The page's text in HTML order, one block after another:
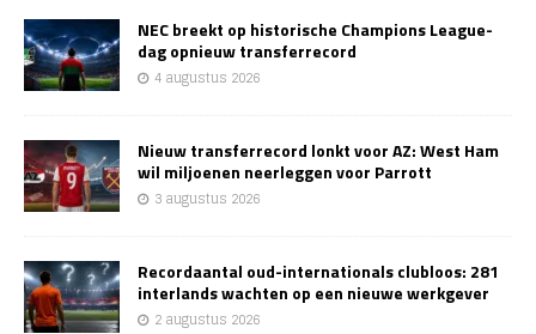
NEC breekt op historische Champions League-
dag opnieuw transferrecord
4 augustus 2026
Nieuw transferrecord lonkt voor AZ: West Ham
wil miljoenen neerleggen voor Parrott
3 augustus 2026
Recordaantal oud-internationals clubloos: 281
interlands wachten op een nieuwe werkgever
2 augustus 2026